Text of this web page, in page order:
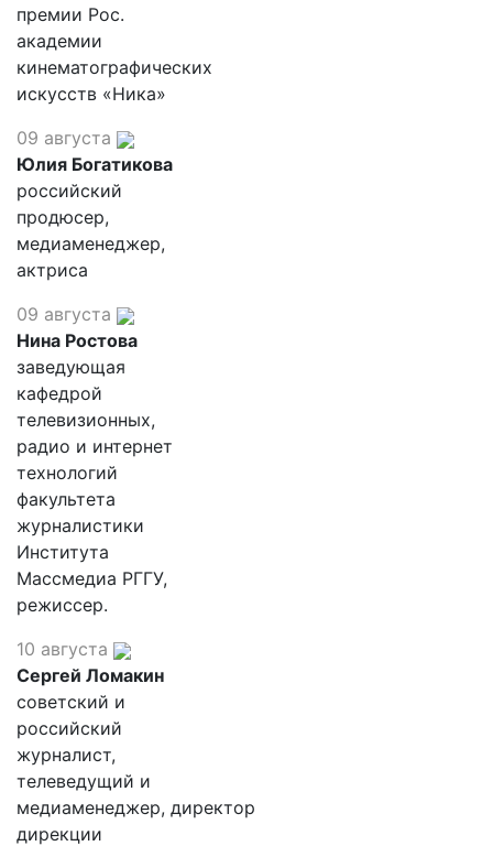
премии Рос.
академии
кинематографических
искусств «Ника»
09 августа
Юлия Богатикова
российский
продюсер,
медиаменеджер,
актриса
09 августа
Нина Ростова
заведующая
кафедрой
телевизионных,
радио и интернет
технологий
факультета
журналистики
Института
Массмедиа РГГУ,
режиссер.
10 августа
Сергей Ломакин
советский и
российский
журналист,
телеведущий и
медиаменеджер, директор
дирекции